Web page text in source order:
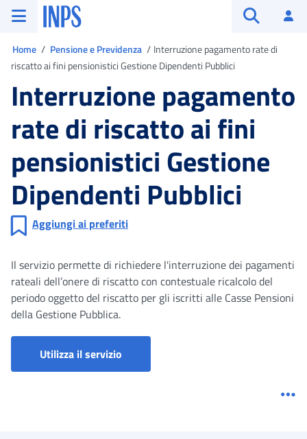
Vai al menu principale
Vai al contenuto principale
Vai al pie' di pagina
INPS ()
Home Pensione e Previdenza
Interruzione pagamento rate di
riscatto ai fini pensionistici Gestione Dipendenti Pubblici
Interruzione pagamento
rate di riscatto ai fini
pensionistici Gestione
Dipendenti Pubblici
Aggiungi ai preferiti
Il servizio permette di richiedere l'interruzione dei pagamenti
rateali dell’onere di riscatto con contestuale ricalcolo del
periodo oggetto del riscatto per gli iscritti alle Casse Pensioni
della Gestione Pubblica.
Utilizza il servizio